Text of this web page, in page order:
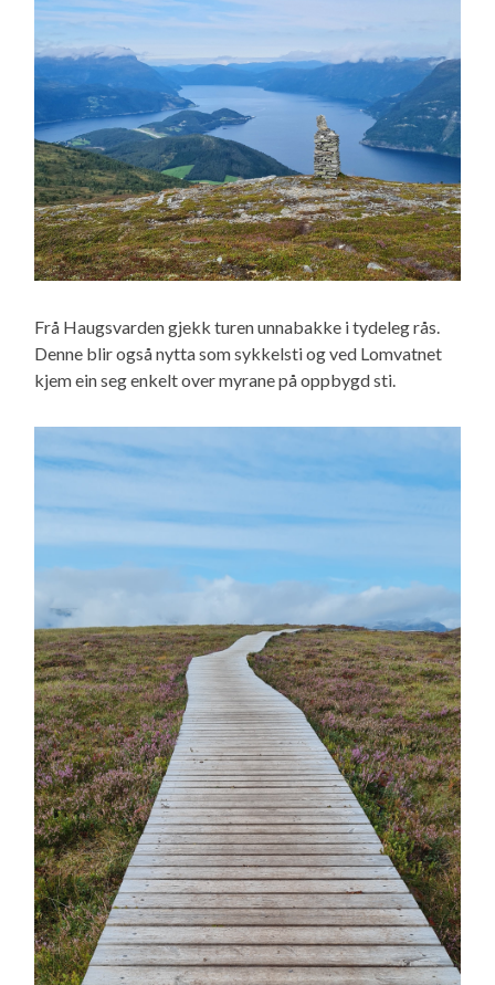
Frå Haugsvarden gjekk turen unnabakke i tydeleg rås.
Denne blir også nytta som sykkelsti og ved Lomvatnet
kjem ein seg enkelt over myrane på oppbygd sti.